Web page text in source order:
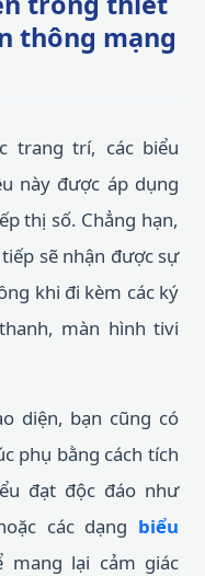
thông mạng
trang trí, các biểu
này được áp dụng
thị số. Chẳng hạn,
sẽ nhận được sự
khi đi kèm các ký
màn hình tivi
diện, bạn cũng có
phụ bằng cách tích
đạt độc đáo như
các dạng biểu
mang lại cảm giác